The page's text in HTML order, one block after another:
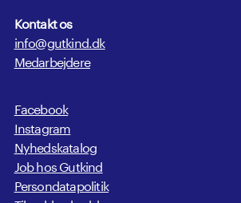
Kontakt os
info@gutkind.dk
Medarbejdere
Facebook
Instagram
Nyhedskatalog
Job hos Gutkind
Persondatapolitik